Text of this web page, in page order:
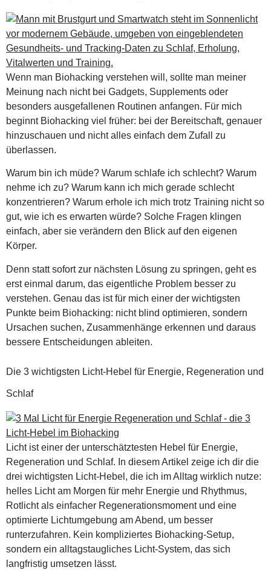
Wenn man Biohacking verstehen will, sollte man meiner
Meinung nach nicht bei Gadgets, Supplements oder
besonders ausgefallenen Routinen anfangen. Für mich
beginnt Biohacking viel früher: bei der Bereitschaft, genauer
hinzuschauen und nicht alles einfach dem Zufall zu
überlassen.
Warum bin ich müde? Warum schlafe ich schlecht? Warum
nehme ich zu? Warum kann ich mich gerade schlecht
konzentrieren? Warum erhole ich mich trotz Training nicht so
gut, wie ich es erwarten würde? Solche Fragen klingen
einfach, aber sie verändern den Blick auf den eigenen
Körper.
Denn statt sofort zur nächsten Lösung zu springen, geht es
erst einmal darum, das eigentliche Problem besser zu
verstehen. Genau das ist für mich einer der wichtigsten
Punkte beim Biohacking: nicht blind optimieren, sondern
Ursachen suchen, Zusammenhänge erkennen und daraus
bessere Entscheidungen ableiten.
Die 3 wichtigsten Licht-Hebel für Energie, Regeneration und
Schlaf
Licht ist einer der unterschätztesten Hebel für Energie,
Regeneration und Schlaf. In diesem Artikel zeige ich dir die
drei wichtigsten Licht-Hebel, die ich im Alltag wirklich nutze:
helles Licht am Morgen für mehr Energie und Rhythmus,
Rotlicht als einfacher Regenerationsmoment und eine
optimierte Lichtumgebung am Abend, um besser
runterzufahren. Kein kompliziertes Biohacking-Setup,
sondern ein alltagstaugliches Licht-System, das sich
langfristig umsetzen lässt.